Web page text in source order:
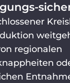
regionalen